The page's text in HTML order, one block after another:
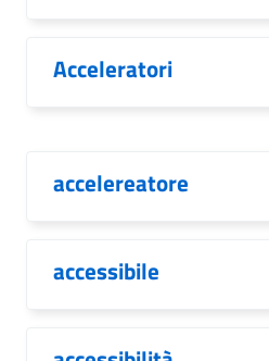
Acceleratori
accelereatore
accessibile